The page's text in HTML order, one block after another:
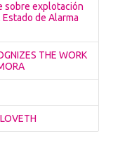
sobre explotación
de Alarma
THE WORK